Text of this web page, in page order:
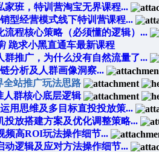
家班，特训营淘宝无界课程...
型经营模式线下特训营课程...
流程核心策略（必须懂的逻辑）...
] 跪求小黑直通车最新课程
群推广，为什么没有自然流量了...
分析及人群画像洞察...
全站推广玩法思路
人群核心底层逻辑
用思维及多目标直投投放策...
投放搭建方案及优化调整策略...
频高ROI玩法操作细节...
动逻辑及应对方法操作细节...